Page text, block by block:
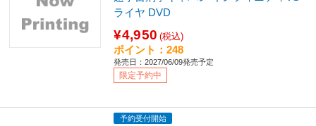
ライヤ DVD
¥4,950 (税込)
ポイント：248
発売日：2027/06/09発売予定
限定予約中
予約受付開始